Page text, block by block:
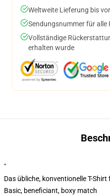
Weltweite Lieferung bis
Sendungsnummer für alle
Vollständige
erhalten wurde
"
Das übliche, konventionelle T-
Basic, beneficiant, boxy match